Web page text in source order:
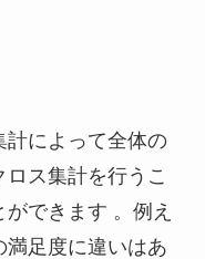
計によって全体の
ス集計を行うこ
できます 。例え
満足度に違いはあ